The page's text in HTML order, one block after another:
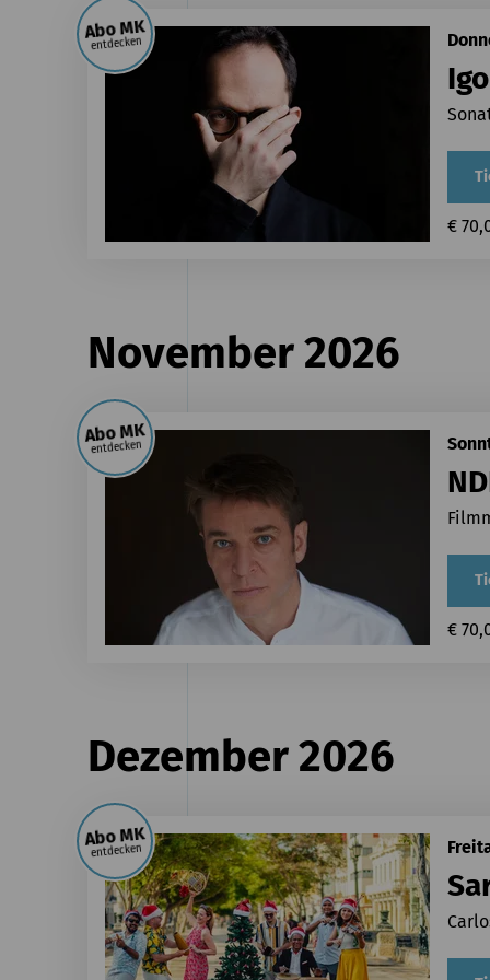
€
Abo MK
entdecken
November 2026
€
Abo MK
entdecken
Dezember 2026
Abo MK
entdecken